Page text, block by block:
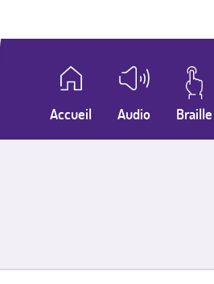
Accueil Audio Braille